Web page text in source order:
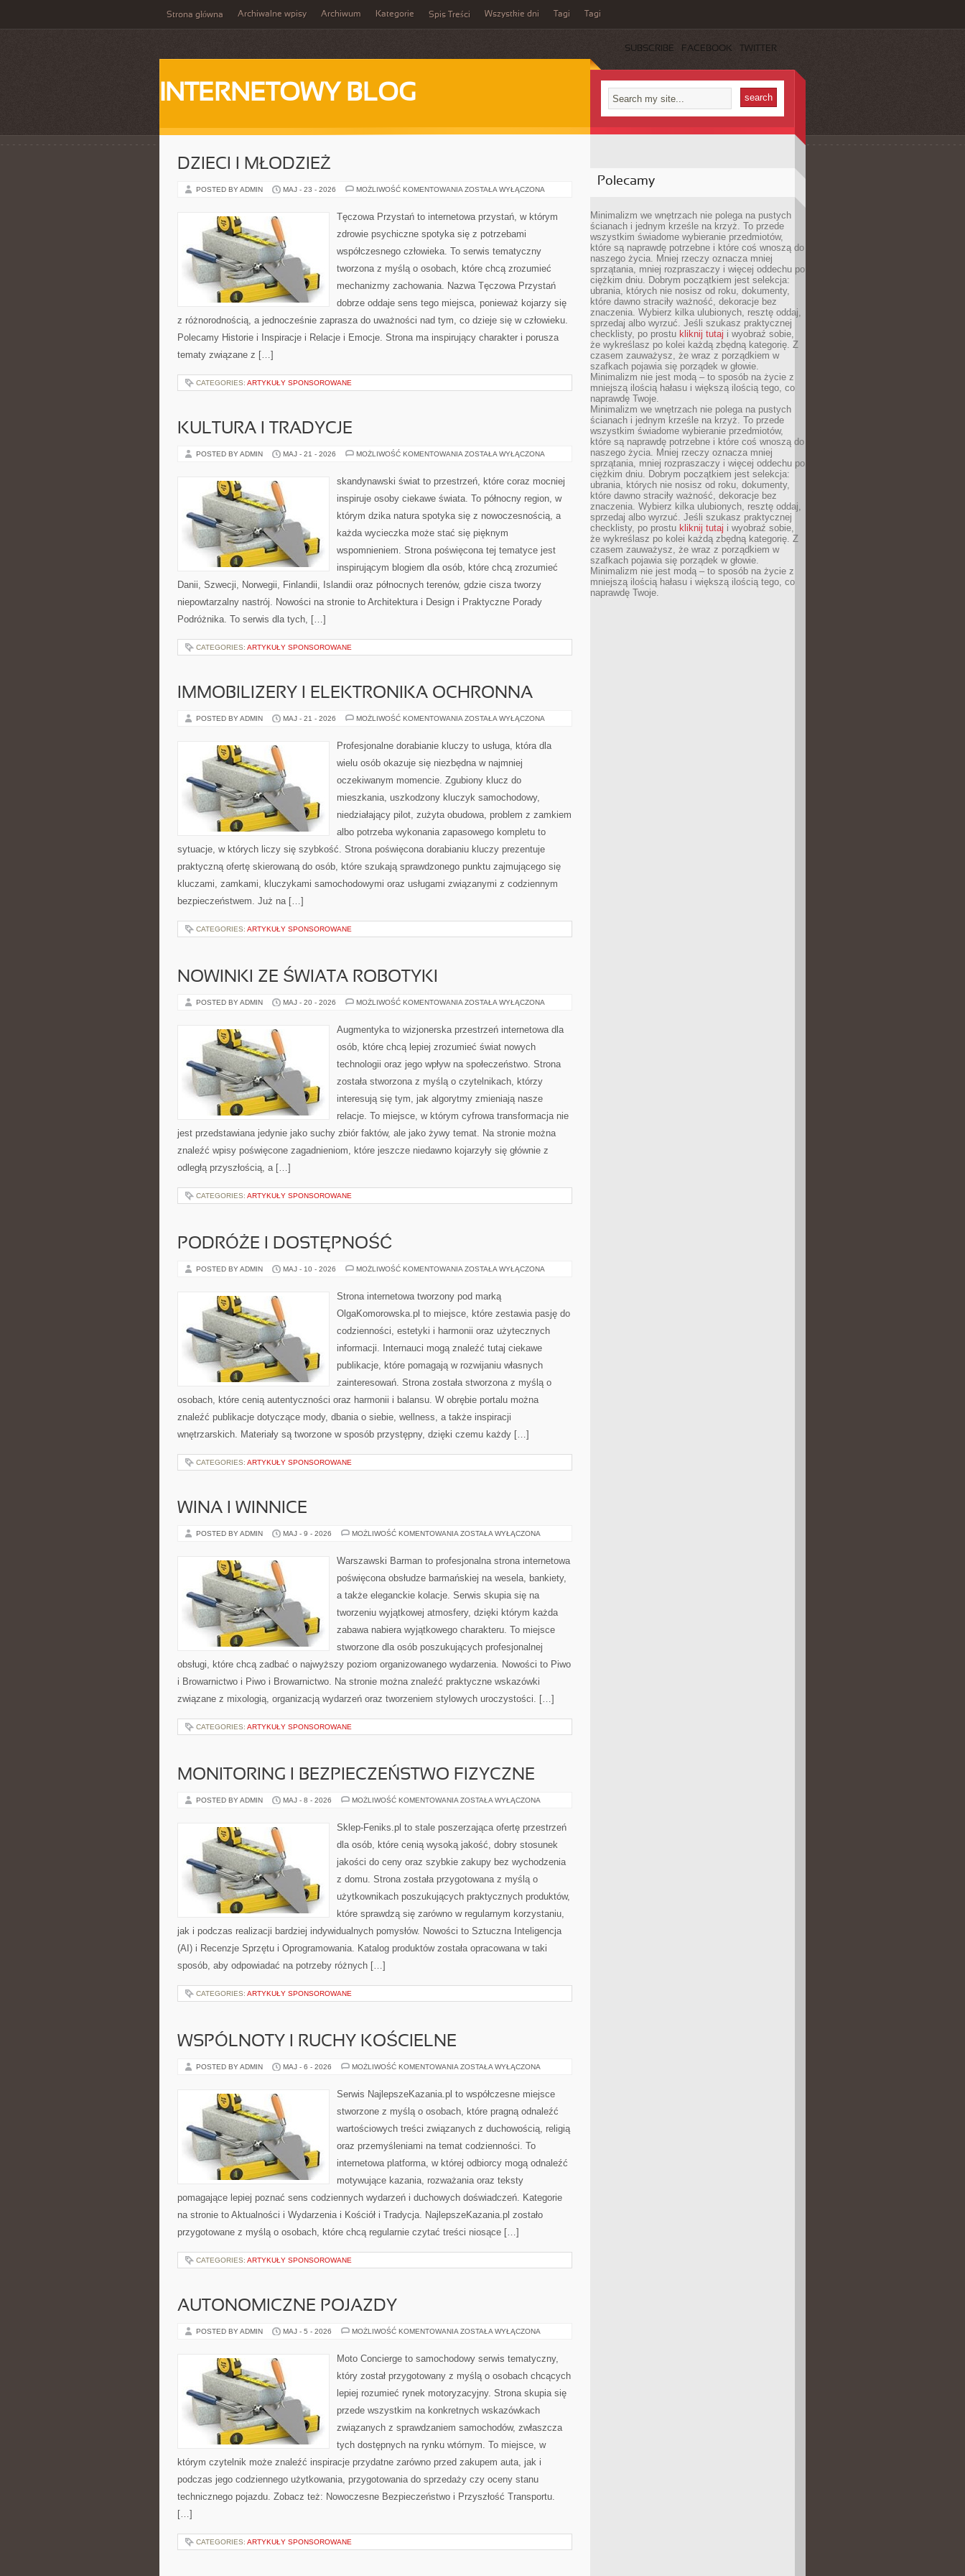
Strona główna Archiwalne wpisy Archiwum Kategorie Spis Treści Wszystkie dni Tagi Tagi
SUBSCRIBE FACEBOOK TWITTER
INTERNETOWY BLOG
DZIECI I MŁODZIEŻ
POSTED BY ADMIN MAJ - 23 - 2026 MOŻLIWOŚĆ KOMENTOWANIA DZIECI
ZOSTAŁA WYŁĄCZONA
Tęczowa Przystań to internetowa przystań, w którym
zdrowie psychiczne spotyka się z potrzebami
współczesnego człowieka. To serwis tematyczny
tworzona z myślą o osobach, które chcą zrozumieć
mechanizmy zachowania. Nazwa Tęczowa Przystań
dobrze oddaje sens tego miejsca, ponieważ kojarzy się
z różnorodnością, a jednocześnie zaprasza do uważności nad tym, co dzieje się w człowieku.
Polecamy Historie i Inspiracje i Relacje i Emocje. Strona ma inspirujący charakter i porusza
tematy związane z […]
CATEGORIES: ARTYKUŁY SPONSOROWANE
KULTURA I TRADYCJE
POSTED BY ADMIN MAJ - 21 - 2026 MOŻLIWOŚĆ KOMENTOWANIA KULTURA
ZOSTAŁA WYŁĄCZONA
skandynawski świat to przestrzeń, które coraz mocniej
inspiruje osoby ciekawe świata. To północny region, w
którym dzika natura spotyka się z nowoczesnością, a
każda wycieczka może stać się pięknym
wspomnieniem. Strona poświęcona tej tematyce jest
inspirującym blogiem dla osób, które chcą zrozumieć
Danii, Szwecji, Norwegii, Finlandii, Islandii oraz północnych terenów, gdzie cisza tworzy
niepowtarzalny nastrój. Nowości na stronie to Architektura i Design i Praktyczne Porady
Podróżnika. To serwis dla tych, […]
CATEGORIES: ARTYKUŁY SPONSOROWANE
IMMOBILIZERY I ELEKTRONIKA OCHRONNA
POSTED BY ADMIN MAJ - 21 - 2026 MOŻLIWOŚĆ KOMENTOWANIA IMMOBILIZERY
OCHRONNA
ZOSTAŁA WYŁĄCZONA
Profesjonalne dorabianie kluczy to usługa, która dla
wielu osób okazuje się niezbędna w najmniej
oczekiwanym momencie. Zgubiony klucz do
mieszkania, uszkodzony kluczyk samochodowy,
niedziałający pilot, zużyta obudowa, problem z zamkiem
albo potrzeba wykonania zapasowego kompletu to
sytuacje, w których liczy się szybkość. Strona poświęcona dorabianiu kluczy prezentuje
praktyczną ofertę skierowaną do osób, które szukają sprawdzonego punktu zajmującego się
kluczami, zamkami, kluczykami samochodowymi oraz usługami związanymi z codziennym
bezpieczeństwem. Już na […]
CATEGORIES: ARTYKUŁY SPONSOROWANE
NOWINKI ZE ŚWIATA ROBOTYKI
POSTED BY ADMIN MAJ - 20 - 2026 MOŻLIWOŚĆ KOMENTOWANIA NOWINKI
ROBOTYKI
ZOSTAŁA WYŁĄCZONA
Augmentyka to wizjonerska przestrzeń internetowa dla
osób, które chcą lepiej zrozumieć świat nowych
technologii oraz jego wpływ na społeczeństwo. Strona
została stworzona z myślą o czytelnikach, którzy
interesują się tym, jak algorytmy zmieniają nasze
relacje. To miejsce, w którym cyfrowa transformacja nie
jest przedstawiana jedynie jako suchy zbiór faktów, ale jako żywy temat. Na stronie można
znaleźć wpisy poświęcone zagadnieniom, które jeszcze niedawno kojarzyły się głównie z
odległą przyszłością, a […]
CATEGORIES: ARTYKUŁY SPONSOROWANE
PODRÓŻE I DOSTĘPNOŚĆ
POSTED BY ADMIN MAJ - 10 - 2026 MOŻLIWOŚĆ KOMENTOWANIA PODRÓŻE
ZOSTAŁA WYŁĄCZONA
Strona internetowa tworzony pod marką
OlgaKomorowska.pl to miejsce, które zestawia pasję do
codzienności, estetyki i harmonii oraz użytecznych
informacji. Internauci mogą znaleźć tutaj ciekawe
publikacje, które pomagają w rozwijaniu własnych
zainteresowań. Strona została stworzona z myślą o
osobach, które cenią autentyczności oraz harmonii i balansu. W obrębie portalu można
znaleźć publikacje dotyczące mody, dbania o siebie, wellness, a także inspiracji
wnętrzarskich. Materiały są tworzone w sposób przystępny, dzięki czemu każdy […]
CATEGORIES: ARTYKUŁY SPONSOROWANE
WINA I WINNICE
POSTED BY ADMIN MAJ - 9 - 2026 MOŻLIWOŚĆ KOMENTOWANIA WINA
ZOSTAŁA WYŁĄCZONA
Warszawski Barman to profesjonalna strona internetowa
poświęcona obsłudze barmańskiej na wesela, bankiety,
a także eleganckie kolacje. Serwis skupia się na
tworzeniu wyjątkowej atmosfery, dzięki którym każda
zabawa nabiera wyjątkowego charakteru. To miejsce
stworzone dla osób poszukujących profesjonalnej
obsługi, które chcą zadbać o najwyższy poziom organizowanego wydarzenia. Nowości to Piwo
i Browarnictwo i Piwo i Browarnictwo. Na stronie można znaleźć praktyczne wskazówki
związane z mixologią, organizacją wydarzeń oraz tworzeniem stylowych uroczystości. […]
CATEGORIES: ARTYKUŁY SPONSOROWANE
MONITORING I BEZPIECZEŃSTWO FIZYCZNE
POSTED BY ADMIN MAJ - 8 - 2026 MOŻLIWOŚĆ KOMENTOWANIA MONITORING
FIZYCZNE
ZOSTAŁA WYŁĄCZONA
Sklep-Feniks.pl to stale poszerzająca ofertę przestrzeń
dla osób, które cenią wysoką jakość, dobry stosunek
jakości do ceny oraz szybkie zakupy bez wychodzenia
z domu. Strona została przygotowana z myślą o
użytkownikach poszukujących praktycznych produktów,
które sprawdzą się zarówno w regularnym korzystaniu,
jak i podczas realizacji bardziej indywidualnych pomysłów. Nowości to Sztuczna Inteligencja
(AI) i Recenzje Sprzętu i Oprogramowania. Katalog produktów została opracowana w taki
sposób, aby odpowiadać na potrzeby różnych […]
CATEGORIES: ARTYKUŁY SPONSOROWANE
WSPÓLNOTY I RUCHY KOŚCIELNE
POSTED BY ADMIN MAJ - 6 - 2026 MOŻLIWOŚĆ KOMENTOWANIA WSPÓLNOTY
KOŚCIELNE
ZOSTAŁA WYŁĄCZONA
Serwis NajlepszeKazania.pl to współczesne miejsce
stworzone z myślą o osobach, które pragną odnaleźć
wartościowych treści związanych z duchowością, religią
oraz przemyśleniami na temat codzienności. To
internetowa platforma, w której odbiorcy mogą odnaleźć
motywujące kazania, rozważania oraz teksty
pomagające lepiej poznać sens codziennych wydarzeń i duchowych doświadczeń. Kategorie
na stronie to Aktualności i Wydarzenia i Kościół i Tradycja. NajlepszeKazania.pl zostało
przygotowane z myślą o osobach, które chcą regularnie czytać treści niosące […]
CATEGORIES: ARTYKUŁY SPONSOROWANE
AUTONOMICZNE POJAZDY
POSTED BY ADMIN MAJ - 5 - 2026 MOŻLIWOŚĆ KOMENTOWANIA AUTONOMICZNE
ZOSTAŁA WYŁĄCZONA
Moto Concierge to samochodowy serwis tematyczny,
który został przygotowany z myślą o osobach chcących
lepiej rozumieć rynek motoryzacyjny. Strona skupia się
przede wszystkim na konkretnych wskazówkach
związanych z sprawdzaniem samochodów, zwłaszcza
tych dostępnych na rynku wtórnym. To miejsce, w
którym czytelnik może znaleźć inspiracje przydatne zarówno przed zakupem auta, jak i
podczas jego codziennego użytkowania, przygotowania do sprzedaży czy oceny stanu
technicznego pojazdu. Zobacz też: Nowoczesne Bezpieczeństwo i Przyszłość Transportu.
[…]
CATEGORIES: ARTYKUŁY SPONSOROWANE
Polecamy
Minimalizm we wnętrzach nie polega na pustych
ścianach i jednym krześle na krzyż. To przede
wszystkim świadome wybieranie przedmiotów,
które są naprawdę potrzebne i które coś wnoszą do
naszego życia. Mniej rzeczy oznacza mniej
sprzątania, mniej rozpraszaczy i więcej oddechu po
ciężkim dniu. Dobrym początkiem jest selekcja:
ubrania, których nie nosisz od roku, dokumenty,
które dawno straciły ważność, dekoracje bez
znaczenia. Wybierz kilka ulubionych, resztę oddaj,
sprzedaj albo wyrzuć. Jeśli szukasz praktycznej
checklisty, po prostu kliknij tutaj i wyobraź sobie,
że wykreślasz po kolei każdą zbędną kategorię. Z
czasem zauważysz, że wraz z porządkiem w
szafkach pojawia się porządek w głowie.
Minimalizm nie jest modą – to sposób na życie z
mniejszą ilością hałasu i większą ilością tego, co
naprawdę Twoje.
Minimalizm we wnętrzach nie polega na pustych
ścianach i jednym krześle na krzyż. To przede
wszystkim świadome wybieranie przedmiotów,
które są naprawdę potrzebne i które coś wnoszą do
naszego życia. Mniej rzeczy oznacza mniej
sprzątania, mniej rozpraszaczy i więcej oddechu po
ciężkim dniu. Dobrym początkiem jest selekcja:
ubrania, których nie nosisz od roku, dokumenty,
które dawno straciły ważność, dekoracje bez
znaczenia. Wybierz kilka ulubionych, resztę oddaj,
sprzedaj albo wyrzuć. Jeśli szukasz praktycznej
checklisty, po prostu kliknij tutaj i wyobraź sobie,
że wykreślasz po kolei każdą zbędną kategorię. Z
czasem zauważysz, że wraz z porządkiem w
szafkach pojawia się porządek w głowie.
Minimalizm nie jest modą – to sposób na życie z
mniejszą ilością hałasu i większą ilością tego, co
naprawdę Twoje.